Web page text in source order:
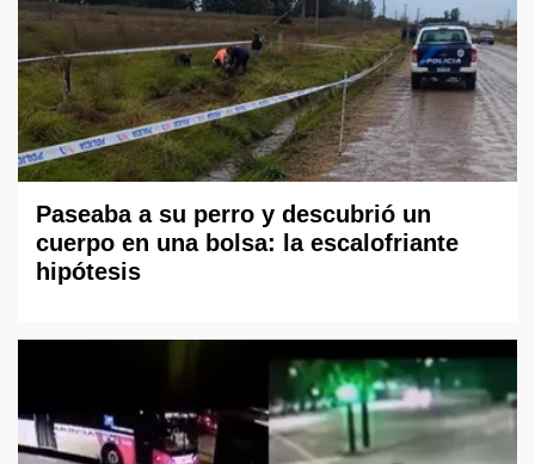
Paseaba a su perro y descubrió un
cuerpo en una bolsa: la escalofriante
hipótesis